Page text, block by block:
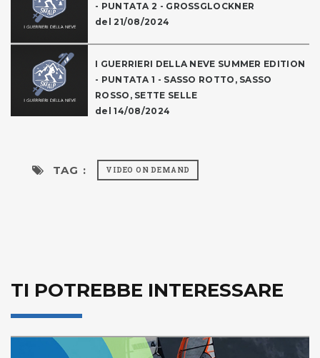
- PUNTATA 2 - GROSSGLOCKNER
del 21/08/2024
I GUERRIERI DELLA NEVE SUMMER EDITION
- PUNTATA 1 - SASSO ROTTO, SASSO
ROSSO, SETTE SELLE
del 14/08/2024
TAG : VIDEO ON DEMAND
TI POTREBBE INTERESSARE